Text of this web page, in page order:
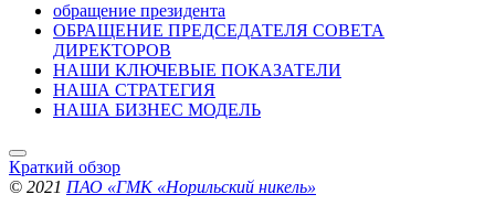
обращение президента
ОБРАЩЕНИЕ ПРЕДСЕДАТЕЛЯ СОВЕТА
ДИРЕКТОРОВ
НАШИ КЛЮЧЕВЫЕ ПОКАЗАТЕЛИ
НАША СТРАТЕГИЯ
НАША БИЗНЕС МОДЕЛЬ
Краткий обзор
© 2021 ПАО «ГМК «Норильский никель»